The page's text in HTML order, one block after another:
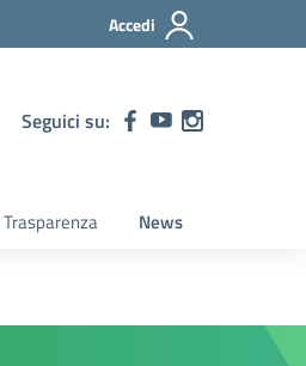
Accedi
Seguici su:
Trasparenza News